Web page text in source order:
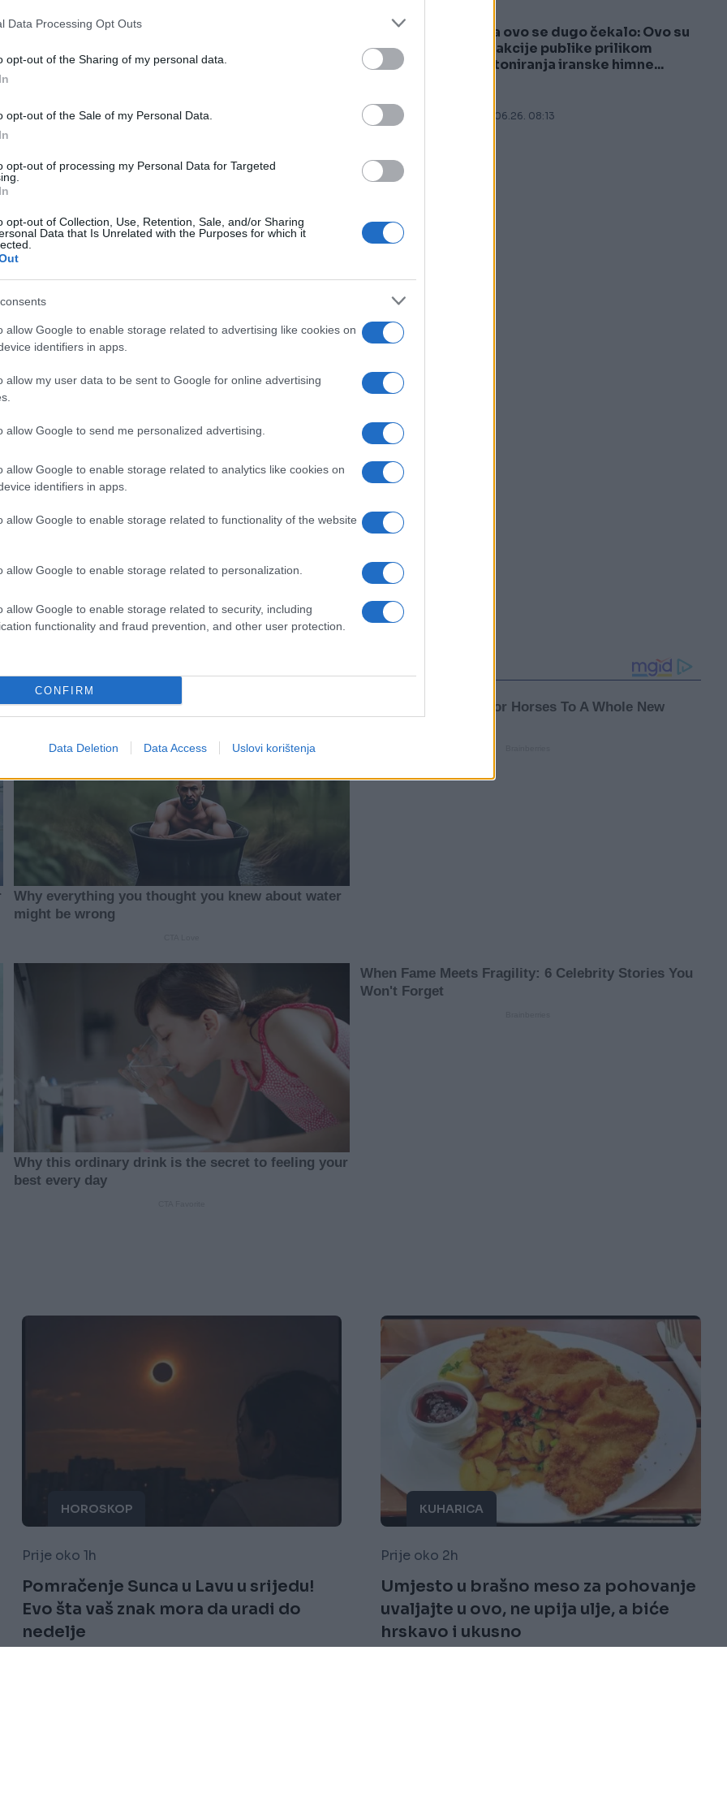
Data Processing Opt Outs
opt-out of the Sharing of my personal data.
opt-out of the Sale of my Personal Data.
opt-out of processing my Personal Data for Targeted
opt-out of Collection, Use, Retention, Sale, and/or Sharing
Data that Is Unrelated with the Purposes for which it
allow Google to enable storage related to advertising like cookies on
identifiers in apps.
allow my user data to be sent to Google for online advertising
allow Google to send me personalized advertising.
allow Google to enable storage related to analytics like cookies on
identifiers in apps.
allow Google to enable storage related to functionality of the website
allow Google to enable storage related to personalization.
allow Google to enable storage related to security, including
functionality and fraud prevention, and other user protection.
CONFIRM
Data Deletion Data Access Uslovi korištenja
mora razmišljati kako da se prehrane on i
lijekovi, internet, struja… – priča Salko.
njoj, te mu pomažu njegove komšije, koje
da radi, ali je odbio jer ne može, kaže,
5
Na ovo se dugo čekalo: Ovo su
reakcije publike prilikom
intoniranja iranske himne...
16.06.26. 08:13
HOROSKOP
Prije oko 1h
Pomračenje Sunca u Lavu u srijedu!
Evo šta vaš znak mora da uradi do
nedelje
KUHARICA
Prije oko 2h
Umjesto u brašno meso za pohovanje
uvaljajte u ovo, ne upija ulje, a biće
hrskavo i ukusno